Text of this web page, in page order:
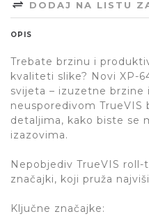
DODAJ NA LISTU
OPIS
Trebate brzinu i
kvaliteti slike? Novi XP-
svijeta – izuzetne brzine
neusporedivom TrueVIS
detaljima, kako biste se
izazovima.
Nepobjediv TrueVIS
značajki, koji pruža
Ključne značajke: